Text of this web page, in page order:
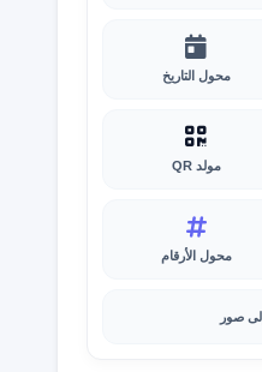
محول التاريخ
مولد QR
محول الأرقام